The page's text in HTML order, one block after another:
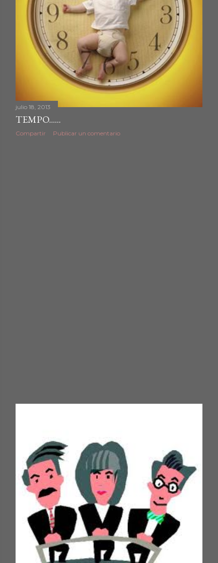
julio 18, 2013
TEMPO......
Compartir Publicar un comentario